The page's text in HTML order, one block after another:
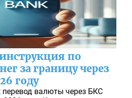
по
за границу через
году
перевод валюты через БКС